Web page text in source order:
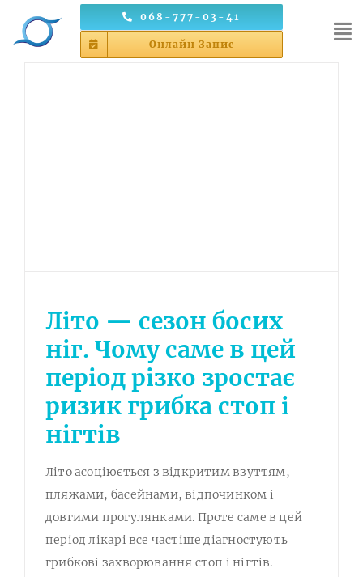
068-777-03-41
Онлайн Запис
Літо — сезон босих
ніг. Чому саме в цей
період різко зростає
ризик грибка стоп і
нігтів
Літо асоціюється з відкритим взуттям,
пляжами, басейнами, відпочинком і
довгими прогулянками. Проте саме в цей
період лікарі все частіше діагностують
грибкові захворювання стоп і нігтів.